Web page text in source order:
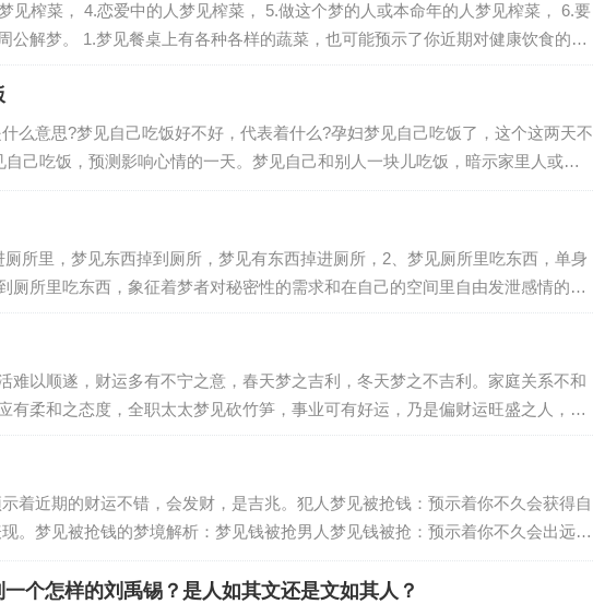
见榨菜， 4.恋爱中的人梦见榨菜， 5.做这个梦的人或本命年的人梦见榨菜， 6.要
公解梦。 1.梦见餐桌上有各种各样的蔬菜，也可能预示了你近期对健康饮食的渴
么意思?梦见自己吃饭好不好，代表着什么?孕妇梦见自己吃饭了，这个这两天不
自己吃饭，预测影响心情的一天。梦见自己和别人一块儿吃饭，暗示家里人或邻
可能将有人办婚事。梦见自己坐在墙上或高处吃饭，预示…
所里，梦见东西掉到厕所，梦见有东西掉进厕所，2、梦见厕所里吃东西，单身
厕所里吃东西，象征着梦者对秘密性的需求和在自己的空间里自由发泄感情的愿
难以顺遂，财运多有不宁之意，春天梦之吉利，冬天梦之不吉利。家庭关系不和
有柔和之态度，全职太太梦见砍竹笋，事业可有好运，乃是偏财运旺盛之人，心
着近期的财运不错，会发财，是吉兆。犯人梦见被抢钱：预示着你不久会获得自
。梦见被抢钱的梦境解析：梦见钱被抢男人梦见钱被抢：预示着你不久会出远
待。梦见钱包被抢梦见抢钱梦见被抢钱：会有意外的收入。梦…
个怎样的刘禹锡？是人如其文还是文如其人？